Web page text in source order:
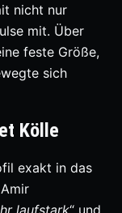
nicht nur
mit. Über
feste Größe,
sich
Kölle
exakt in das
laufstark“ und